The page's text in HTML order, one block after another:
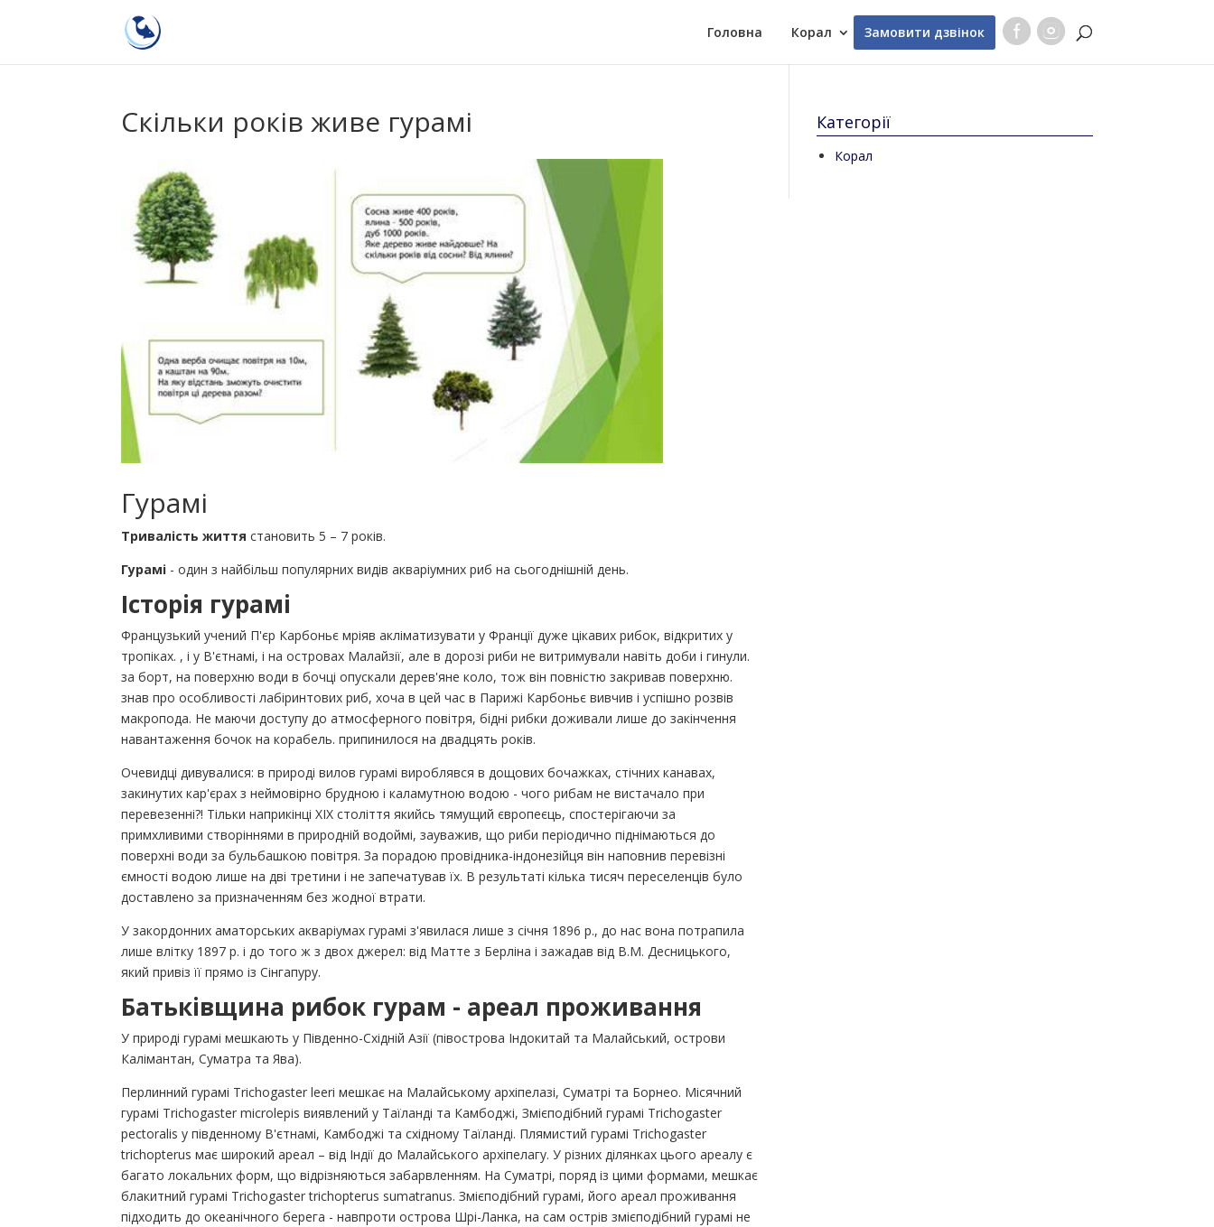
Головна Корал Замовити дзвінок
Скільки років живе гурамі
Гурамі
Тривалість життя становить 5 – 7 років.
Гурамі - один з найбільш популярних видів акваріумних риб на сьогоднішній день.
Історія гурамі
Французький учений П'єр Карбоньє мріяв акліматизувати у Франції дуже цікавих рибок, відкритих у
тропіках. , і у В'єтнамі, і на островах Малайзії, але в дорозі риби не витримували навіть доби і гинули.
за борт, на поверхню води в бочці опускали дерев'яне коло, тож він повністю закривав поверхню.
знав про особливості лабіринтових риб, хоча в цей час в Парижі Карбоньє вивчив і успішно розвів
макропода. Не маючи доступу до атмосферного повітря, бідні рибки доживали лише до закінчення
навантаження бочок на корабель. припинилося на двадцять років.
Очевидці дивувалися: в природі вилов гурамі вироблявся в дощових бочажках, стічних канавах,
закинутих кар'єрах з неймовірно брудною і каламутною водою - чого рибам не вистачало при
перевезенні?! Тільки наприкінці XIX століття якийсь тямущий європеєць, спостерігаючи за
примхливими створіннями в природній водоймі, зауважив, що риби періодично піднімаються до
поверхні води за бульбашкою повітря. За порадою провідника-індонезійця він наповнив перевізні
ємності водою лише на дві третини і не запечатував їх. В результаті кілька тисяч переселенців було
доставлено за призначенням без жодної втрати.
У закордонних аматорських акваріумах гурамі з'явилася лише з січня 1896 р., до нас вона потрапила
лише влітку 1897 р. і до того ж з двох джерел: від Матте з Берліна і зажадав від В.М. Десницького,
який привіз її прямо із Сінгапуру.
Батьківщина рибок гурам - ареал проживання
У природі гурамі мешкають у Південно-Східній Азії (півострова Індокитай та Малайський, острови
Калімантан, Суматра та Ява).
Перлинний гурамі Trichogaster leeri мешкає на Малайському архіпелазі, Суматрі та Борнео. Місячний
гурамі Trichogaster microlepis виявлений у Таїланді та Камбоджі, Змієподібний гурамі Trichogaster
pectoralis у південному В'єтнамі, Камбоджі та східному Таїланді. Плямистий гурамі Trichogaster
trichopterus має широкий ареал – від Індії до Малайського архіпелагу. У різних ділянках цього ареалу є
багато локальних форм, що відрізняються забарвленням. На Суматрі, поряд із цими формами, мешкає
блакитний гурамі Trichogaster trichopterus sumatranus. Змієподібний гурамі, його ареал проживання
підходить до океанічного берега - навпроти острова Шрі-Ланка, на сам острів змієподібний гурамі не
Категорії
Корал